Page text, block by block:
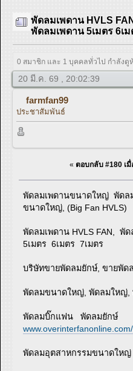
พัดลมเพดาน HVLS
พัดลมเพดาน 5เมตร 6เม
0 สมาชิก และ 1 บุคคลทั่วไป กำลังดู
20 มี.ค. 69 , 20:02:39
farmfan99
ประชาสัมพันธ์
« ตอบกลับ #180 เมื่
พัดลมเพดานขนาดใหญ่ พัดล
ขนาดใหญ่, (Big Fan HVLS)
พัดลมเพดาน HVLS FAN, พั
5เมตร 6เมตร 7เมตร
บริษัทขายพัดลมยักษ์, ขายพัด
พัดลมขนาดใหญ่, พัดลมใหญ่,
พัดลมบิ๊กแฟน พัดลมยักษ์
พัดลมอุตสาหกรรมขนาดใหญ่